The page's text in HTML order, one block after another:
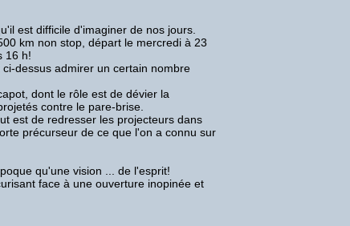
est difficile d'imaginer de nos jours.
km non stop, départ le mercredi à 23
16 h!
dessus admirer un certain nombre
dont le rôle est de dévier la
contre le pare-brise.
est de redresser les projecteurs dans
précurseur de ce que l'on a connu sur
qu'une vision ... de l'esprit!
face à une ouverture inopinée et